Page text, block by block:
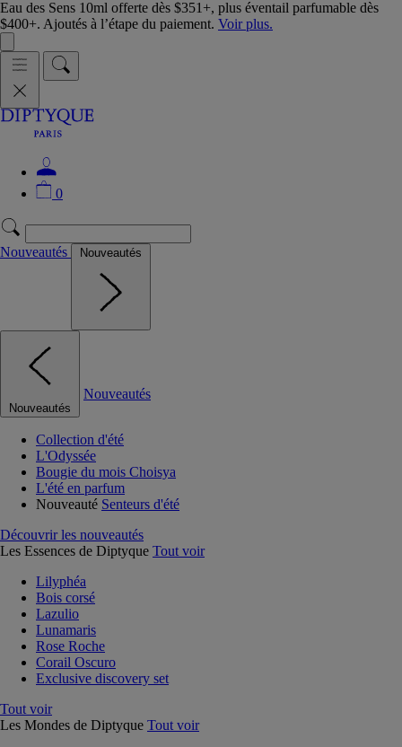
Eau des Sens 10ml offerte dès $351+, plus éventail parfumable dès
$400+. Ajoutés à l’étape du paiement. Voir plus.
0
Nouveautés Nouveautés
Nouveautés
Nouveautés
Collection d'été
L'Odyssée
Bougie du mois Choisya
L'été en parfum
Nouveauté Senteurs d'été
Découvrir les nouveautés
Les Essences de Diptyque Tout voir
Lilyphéa
Bois corsé
Lazulio
Lunamaris
Rose Roche
Corail Oscuro
Exclusive discovery set
Tout voir
Les Mondes de Diptyque Tout voir